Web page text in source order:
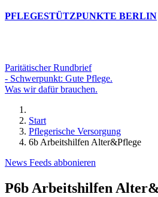
PFLEGESTÜTZPUNKTE BERLIN
Paritätischer Rundbrief
- Schwerpunkt: Gute Pflege.
Was wir dafür brauchen.
Start
Pflegerische Versorgung
6b Arbeitshilfen Alter&Pflege
News Feeds abbonieren
P6b Arbeitshilfen